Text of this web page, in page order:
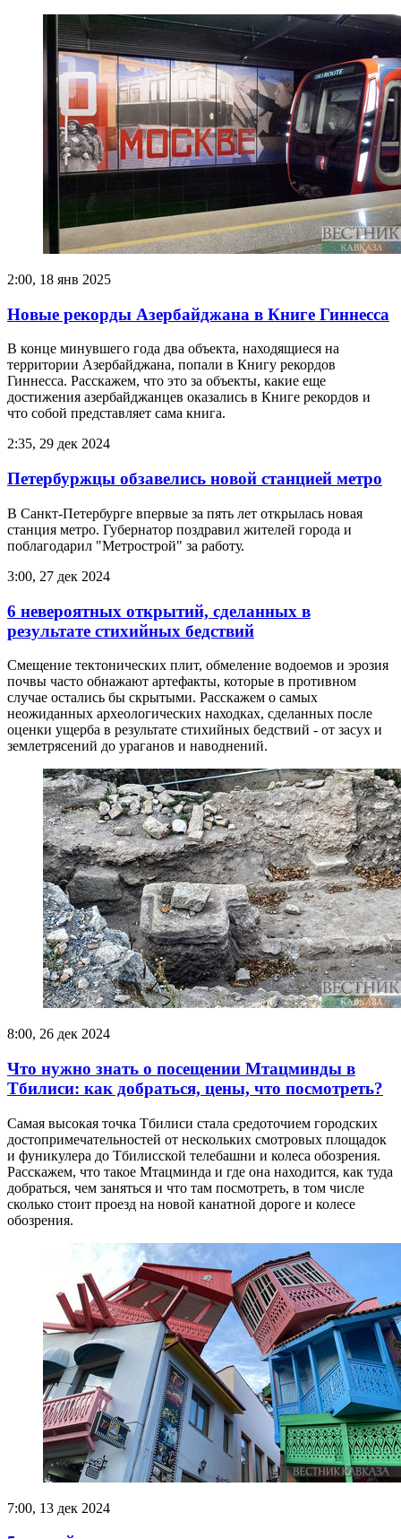
2:00, 18 янв 2025
Новые рекорды Азербайджана в Книге Гиннесса
В конце минувшего года два объекта, находящиеся на
территории Азербайджана, попали в Книгу рекордов
Гиннесса. Расскажем, что это за объекты, какие еще
достижения азербайджанцев оказались в Книге рекордов и
что собой представляет сама книга.
2:35, 29 дек 2024
Петербуржцы обзавелись новой станцией метро
В Санкт-Петербурге впервые за пять лет открылась новая
станция метро. Губернатор поздравил жителей города и
поблагодарил "Метрострой" за работу.
3:00, 27 дек 2024
6 невероятных открытий, сделанных в
результате стихийных бедствий
Смещение тектонических плит, обмеление водоемов и эрозия
почвы часто обнажают артефакты, которые в противном
случае остались бы скрытыми. Расскажем о самых
неожиданных археологических находках, сделанных после
оценки ущерба в результате стихийных бедствий - от засух и
землетрясений до ураганов и наводнений.
8:00, 26 дек 2024
Что нужно знать о посещении Мтацминды в
Тбилиси: как добраться, цены, что посмотреть?
Самая высокая точка Тбилиси стала средоточием городских
достопримечательностей от нескольких смотровых площадок
и фуникулера до Тбилисской телебашни и колеса обозрения.
Расскажем, что такое Мтацминда и где она находится, как туда
добраться, чем заняться и что там посмотреть, в том числе
сколько стоит проезд на новой канатной дороге и колесе
обозрения.
7:00, 13 дек 2024